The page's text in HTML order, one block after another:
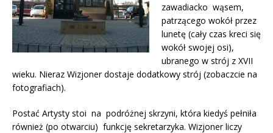
zawadiacko wąsem,
patrzącego wokół przez
lunetę (cały czas kreci się
wokół swojej osi),
ubranego w strój z XVII
wieku. Nieraz Wizjoner dostaje dodatkowy strój (zobaczcie na
fotografiach).
Postać Artysty stoi na podróżnej skrzyni, która kiedyś pełniła
również (po otwarciu) funkcję sekretarzyka. Wizjoner liczy